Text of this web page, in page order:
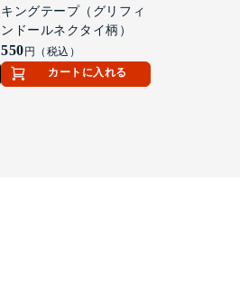
キングテープ（グリフィ
ンドールネクタイ柄）
550 円（税込）
カートに入れる